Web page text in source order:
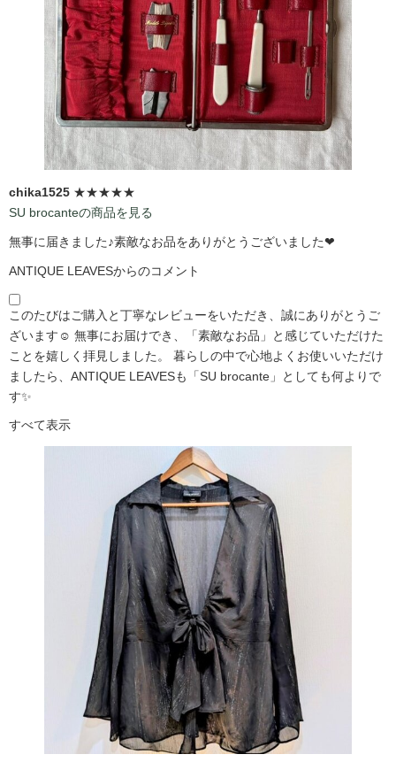
chika1525 ★★★★★
SU brocanteの商品を見る
無事に届きました♪素敵なお品をありがとうございました❤
ANTIQUE LEAVESからのコメント
このたびはご購入と丁寧なレビューをいただき、誠にありがとうご
ざいます☺️ 無事にお届けでき、「素敵なお品」と感じていただけた
ことを嬉しく拝見しました。 暮らしの中で心地よくお使いいただけ
ましたら、ANTIQUE LEAVESも「SU brocante」としても何よりで
す✨
すべて表示